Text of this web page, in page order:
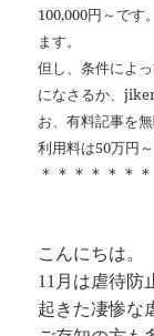
100,000円～です
ます。
但し、条件によ
になさるか、
お、有料記事を
利用料は50万円～
＊＊＊＊＊＊
こんにちは。
11月は虐待防
起きた凄惨な